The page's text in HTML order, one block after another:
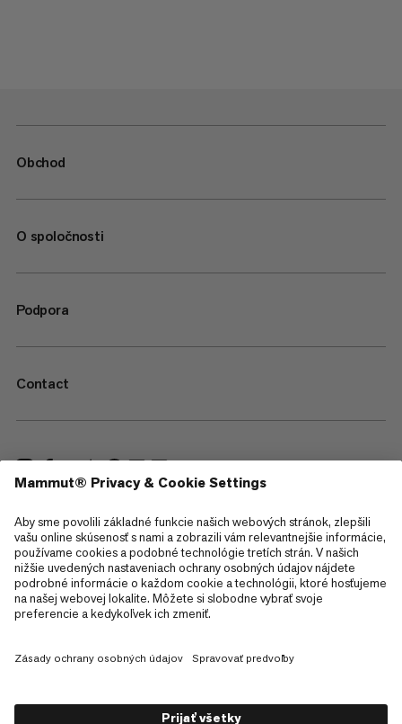
Obchod
O spoločnosti
Podpora
Contact
—
Sitemap
Cookies
Právne informácie
Zásady ochrany osobných údajov